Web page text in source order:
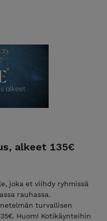
alkeet 135€
joka et viihdy ryhmissä
rauhassa.
turvallisen